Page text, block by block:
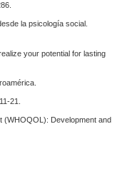
la psicología social.
your potential for lasting
21.
(WHOQOL): Development and